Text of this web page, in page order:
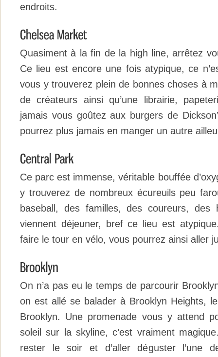
endroits.
Quasiment à la fin de la high line, arrêtez
Ce lieu est encore une fois atypique, ce
vous y trouverez plein de bonnes choses à
de créateurs ainsi qu’une librairie,
jamais vous goûtez aux burgers de
pourrez plus jamais en manger un autre
Ce parc est immense, véritable bouffée
y trouverez de nombreux écureuils peu
baseball, des familles, des coureurs, des
viennent déjeuner, bref ce lieu est
faire le tour en vélo, vous pourrez ainsi aller
On n’a pas eu le temps de parcourir
on est allé se balader à Brooklyn Heights,
Brooklyn. Une promenade vous y attend
soleil sur la skyline, c’est vraiment
rester le soir et d’aller déguster l’une